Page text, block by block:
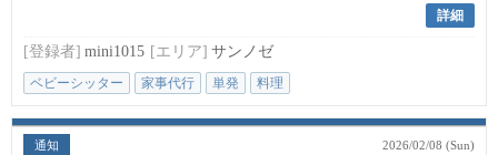
詳細
[登録者] mini1015 [エリア] サンノゼ
ベビーシッター 家事代行 単発 料理
通知 2026/02/08 (Sun)